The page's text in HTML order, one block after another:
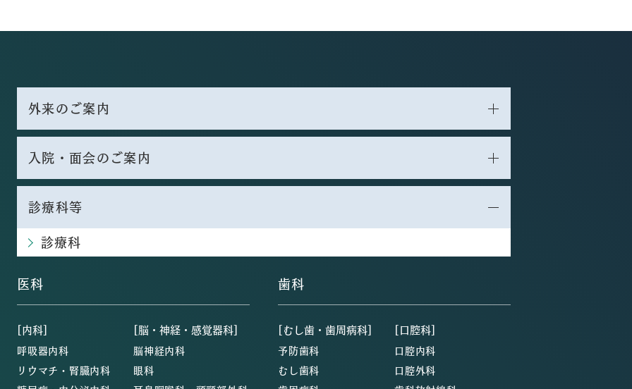
外来のご案内
入院・面会のご案内
診療科等
診療科
医科
[内科]
呼吸器内科
リウマチ・腎臓内科
[脳・神経・感覚器科]
脳神経内科
眼科
歯科
[むし歯・歯周病科]
予防歯科
むし歯科
[口腔科]
口腔内科
口腔外科